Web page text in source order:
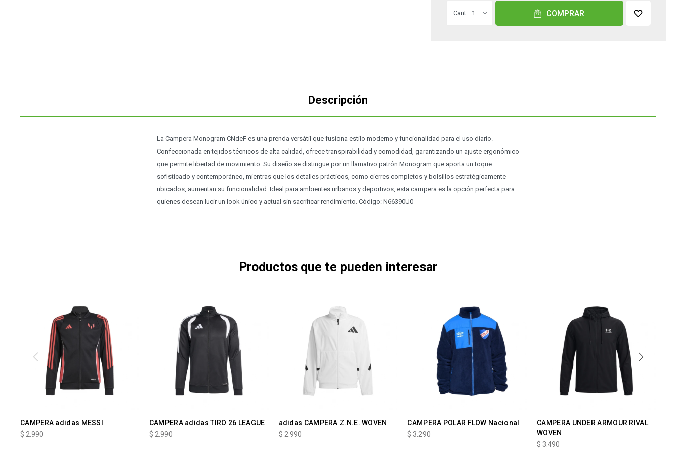
1 COMPRAR
Descripción
La Campera Monogram CNdeF es una prenda versátil que fusiona estilo moderno y funcionalidad para el uso diario.
Confeccionada en tejidos técnicos de alta calidad, ofrece transpirabilidad y comodidad, garantizando un ajuste ergonómico
que permite libertad de movimiento. Su diseño se distingue por un llamativo patrón Monogram que aporta un toque
sofisticado y contemporáneo, mientras que los detalles prácticos, como cierres completos y bolsillos estratégicamente
ubicados, aumentan su funcionalidad. Ideal para ambientes urbanos y deportivos, esta campera es la opción perfecta para
quienes desean lucir un look único y actual sin sacrificar rendimiento. Código: N66390U0
Productos que te pueden interesar
CAMPERA adidas MESSI
$ 2.990
CAMPERA adidas TIRO 26 LEAGUE
$ 2.990
adidas CAMPERA Z.N.E. WOVEN
$ 2.990
CAMPERA POLAR FLOW Nacional
$ 3.290
CAMPERA UNDER ARMOUR RIVAL
WOVEN
$ 3.490